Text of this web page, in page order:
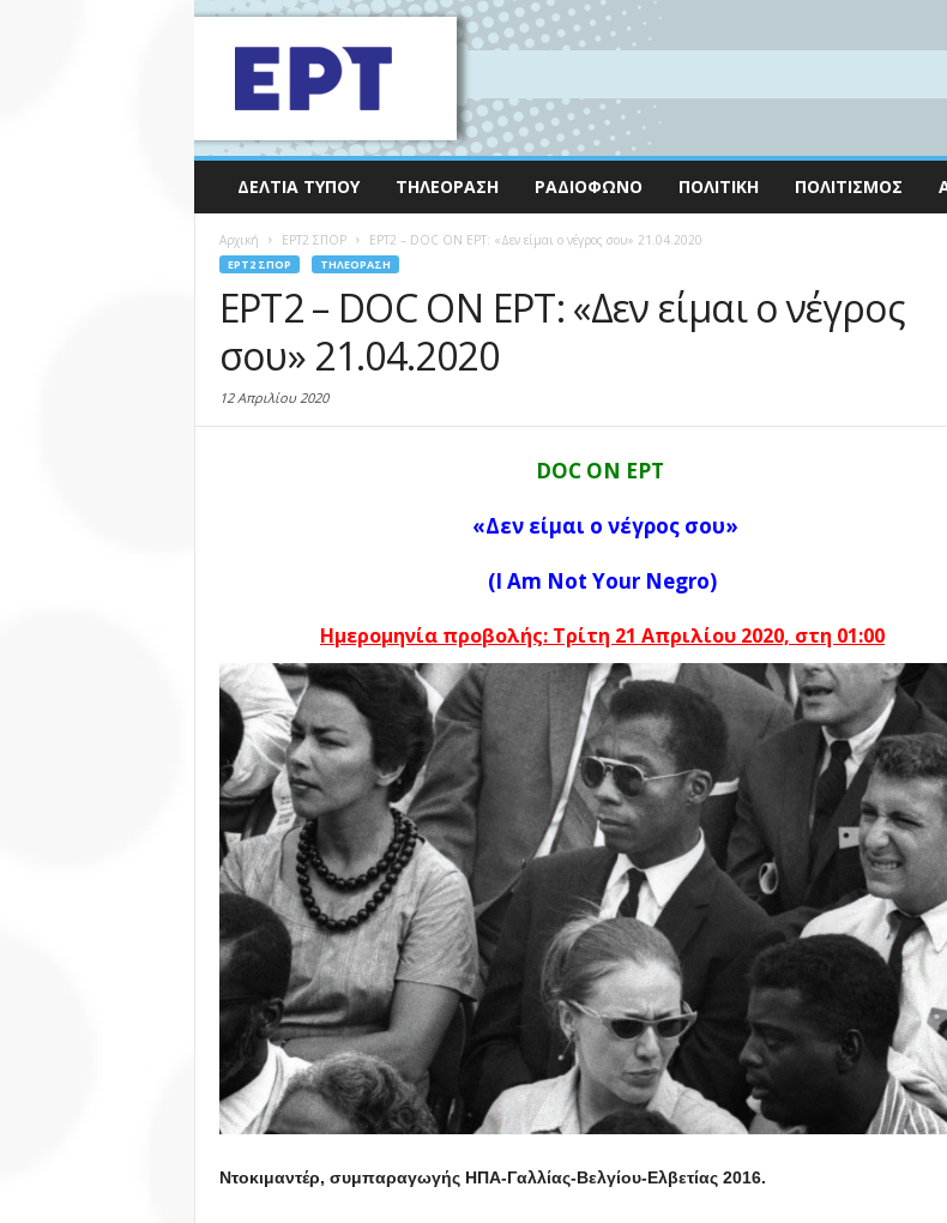
ΔΕΛΤΊΑ ΤΎΠΟΥ ΤΗΛΕΌΡΑΣΗ ΡΑΔΙΌΦΩΝΟ ΠΟΛΙΤΙΚΉ ΠΟΛΙΤΙΣΜΌΣ
Αρχική EΡΤ2 ΣΠΟΡ ΕΡΤ2 – DOC ON ΕΡΤ: «Δεν είμαι ο νέγρος σου» 21.04.2020
EΡΤ2 ΣΠΟΡ ΤΗΛΕΌΡΑΣΗ
ΕΡΤ2 – DOC ON ΕΡΤ: «Δεν είμαι ο νέγρος
σου» 21.04.2020
12 Απριλίου 2020
DOC ON ΕΡΤ
«Δεν είμαι ο νέγρος σου»
(I Am Not Your Negro)
Ημερομηνία προβολής: Τρίτη 21 Απριλίου 2020, στη 01:00
Ντοκιμαντέρ, συμπαραγωγής ΗΠΑ-Γαλλίας-Βελγίου-Ελβετίας 2016.